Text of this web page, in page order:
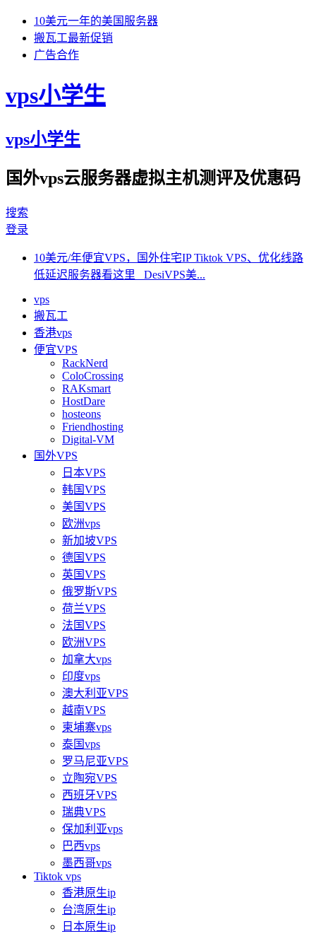
10美元一年的美国服务器
搬瓦工最新促销
广告合作
vps小学生
vps小学生
国外vps云服务器虚拟主机测评及优惠码
搜索
登录
10美元/年便宜VPS，国外住宅IP Tiktok VPS、优化线路
低延迟服务器看这里 DesiVPS美...
vps
搬瓦工
香港vps
便宜VPS
RackNerd
ColoCrossing
RAKsmart
HostDare
hosteons
Friendhosting
Digital-VM
国外VPS
日本VPS
韩国VPS
美国VPS
欧洲vps
新加坡VPS
德国VPS
英国VPS
俄罗斯VPS
荷兰VPS
法国VPS
欧洲VPS
加拿大vps
印度vps
澳大利亚VPS
越南VPS
柬埔寨vps
泰国vps
罗马尼亚VPS
立陶宛VPS
西班牙VPS
瑞典VPS
保加利亚vps
巴西vps
墨西哥vps
Tiktok vps
香港原生ip
台湾原生ip
日本原生ip